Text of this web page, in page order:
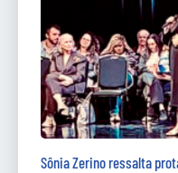
Sônia Zerino ressalta